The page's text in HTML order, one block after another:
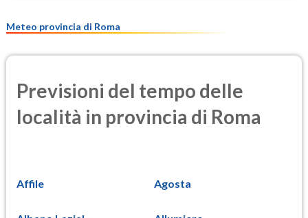
Meteo provincia di Roma
Previsioni del tempo delle
località in provincia di Roma
Affile Agosta